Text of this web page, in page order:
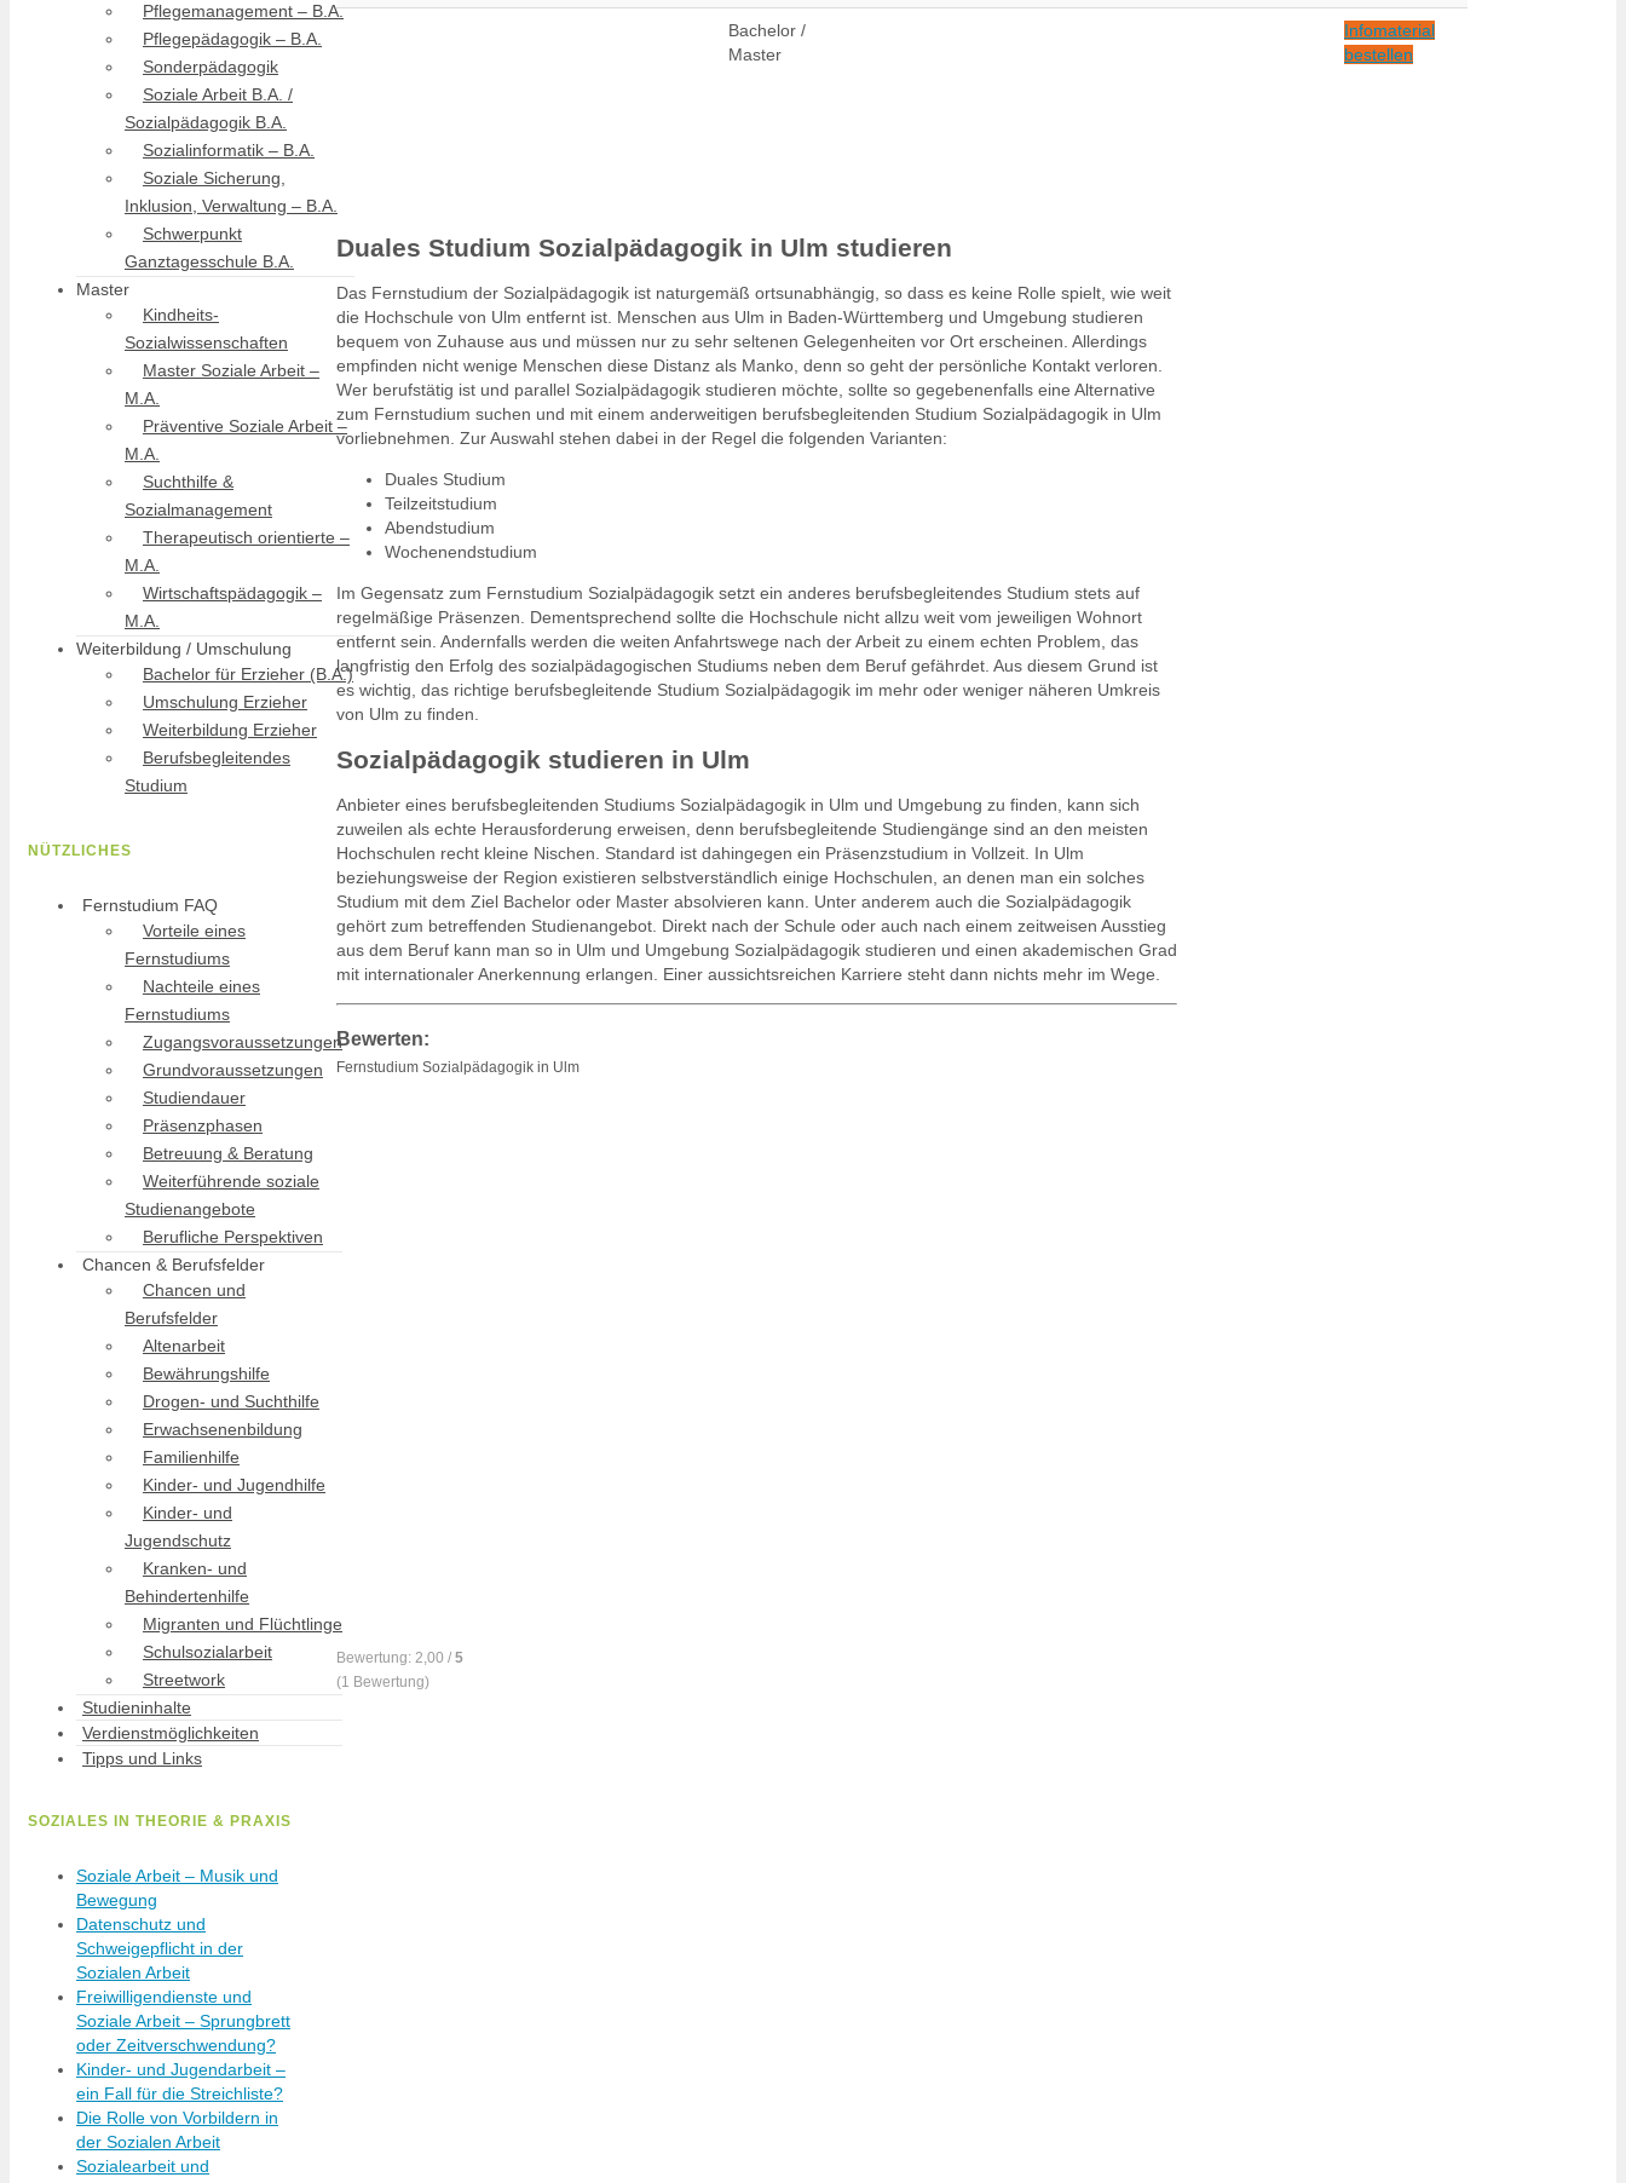
Bachelor /
Master
Infomaterial
bestellen
Duales Studium Sozialpädagogik in Ulm studieren
Das Fernstudium der Sozialpädagogik ist naturgemäß ortsunabhängig, so dass es keine Rolle spielt, wie weit
die Hochschule von Ulm entfernt ist. Menschen aus Ulm in Baden-Württemberg und Umgebung studieren
bequem von Zuhause aus und müssen nur zu sehr seltenen Gelegenheiten vor Ort erscheinen. Allerdings
empfinden nicht wenige Menschen diese Distanz als Manko, denn so geht der persönliche Kontakt verloren.
Wer berufstätig ist und parallel Sozialpädagogik studieren möchte, sollte so gegebenenfalls eine Alternative
zum Fernstudium suchen und mit einem anderweitigen berufsbegleitenden Studium Sozialpädagogik in Ulm
vorliebnehmen. Zur Auswahl stehen dabei in der Regel die folgenden Varianten:
Duales Studium
Teilzeitstudium
Abendstudium
Wochenendstudium
Im Gegensatz zum Fernstudium Sozialpädagogik setzt ein anderes berufsbegleitendes Studium stets auf
regelmäßige Präsenzen. Dementsprechend sollte die Hochschule nicht allzu weit vom jeweiligen Wohnort
entfernt sein. Andernfalls werden die weiten Anfahrtswege nach der Arbeit zu einem echten Problem, das
langfristig den Erfolg des sozialpädagogischen Studiums neben dem Beruf gefährdet. Aus diesem Grund ist
es wichtig, das richtige berufsbegleitende Studium Sozialpädagogik im mehr oder weniger näheren Umkreis
von Ulm zu finden.
Sozialpädagogik studieren in Ulm
Anbieter eines berufsbegleitenden Studiums Sozialpädagogik in Ulm und Umgebung zu finden, kann sich
zuweilen als echte Herausforderung erweisen, denn berufsbegleitende Studiengänge sind an den meisten
Hochschulen recht kleine Nischen. Standard ist dahingegen ein Präsenzstudium in Vollzeit. In Ulm
beziehungsweise der Region existieren selbstverständlich einige Hochschulen, an denen man ein solches
Studium mit dem Ziel Bachelor oder Master absolvieren kann. Unter anderem auch die Sozialpädagogik
gehört zum betreffenden Studienangebot. Direkt nach der Schule oder auch nach einem zeitweisen Ausstieg
aus dem Beruf kann man so in Ulm und Umgebung Sozialpädagogik studieren und einen akademischen Grad
mit internationaler Anerkennung erlangen. Einer aussichtsreichen Karriere steht dann nichts mehr im Wege.
Bewerten:
Fernstudium Sozialpädagogik in Ulm
Bewertung: 2,00 / 5
(1 Bewertung)
Pflegemanagement – B.A.
Pflegepädagogik – B.A.
Sonderpädagogik
Soziale Arbeit B.A. /
Sozialpädagogik B.A.
Sozialinformatik – B.A.
Soziale Sicherung,
Inklusion, Verwaltung – B.A.
Schwerpunkt
Ganztagesschule B.A.
Master
Kindheits-
Sozialwissenschaften
Master Soziale Arbeit –
M.A.
Präventive Soziale Arbeit –
M.A.
Suchthilfe &
Sozialmanagement
Therapeutisch orientierte –
M.A.
Wirtschaftspädagogik –
M.A.
Weiterbildung / Umschulung
Bachelor für Erzieher (B.A.)
Umschulung Erzieher
Weiterbildung Erzieher
Berufsbegleitendes
Studium
NÜTZLICHES
Fernstudium FAQ
Vorteile eines
Fernstudiums
Nachteile eines
Fernstudiums
Zugangsvoraussetzungen
Grundvoraussetzungen
Studiendauer
Präsenzphasen
Betreuung & Beratung
Weiterführende soziale
Studienangebote
Berufliche Perspektiven
Chancen & Berufsfelder
Chancen und
Berufsfelder
Altenarbeit
Bewährungshilfe
Drogen- und Suchthilfe
Erwachsenenbildung
Familienhilfe
Kinder- und Jugendhilfe
Kinder- und
Jugendschutz
Kranken- und
Behindertenhilfe
Migranten und Flüchtlinge
Schulsozialarbeit
Streetwork
Studieninhalte
Verdienstmöglichkeiten
Tipps und Links
SOZIALES IN THEORIE & PRAXIS
Soziale Arbeit – Musik und
Bewegung
Datenschutz und
Schweigepflicht in der
Sozialen Arbeit
Freiwilligendienste und
Soziale Arbeit – Sprungbrett
oder Zeitverschwendung?
Kinder- und Jugendarbeit –
ein Fall für die Streichliste?
Die Rolle von Vorbildern in
der Sozialen Arbeit
Sozialearbeit und